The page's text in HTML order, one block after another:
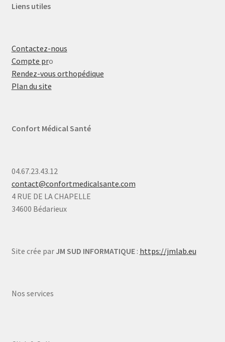
Liens utiles
Contactez-nous
Compte pro
Rendez-vous orthopédique
Plan du site
Confort Médical Santé
04.67.23.43.12
contact@confortmedicalsante.com
4 RUE DE LA CHAPELLE
34600 Bédarieux
Site crée par JM SUD INFORMATIQUE: https://jmlab.eu
Nos services